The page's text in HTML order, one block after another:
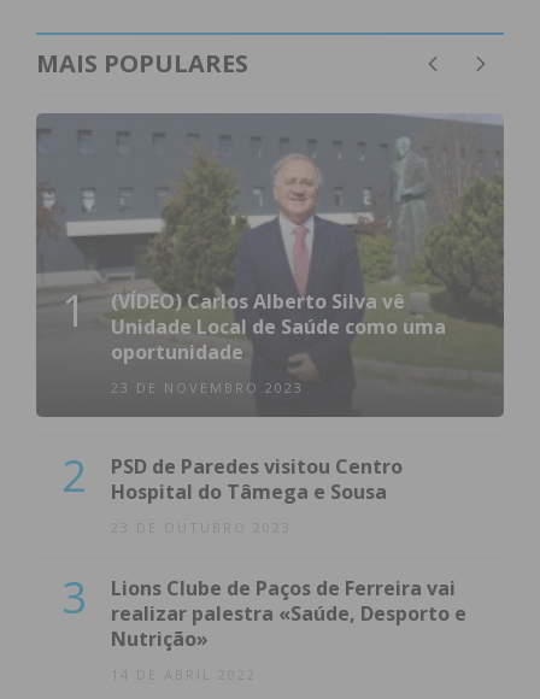
MAIS POPULARES
1
(VÍDEO) Carlos Alberto Silva vê
Unidade Local de Saúde como uma
oportunidade
23 DE NOVEMBRO 2023
2
PSD de Paredes visitou Centro
Hospital do Tâmega e Sousa
23 DE OUTUBRO 2023
3
Lions Clube de Paços de Ferreira vai
realizar palestra «Saúde, Desporto e
Nutrição»
14 DE ABRIL 2022